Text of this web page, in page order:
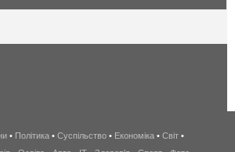
беспроводной
• Політика • Суспільство • Економіка • Світ •